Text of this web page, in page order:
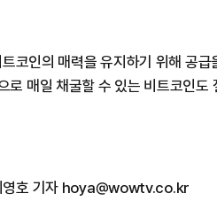
코인의 매력을 유지하기 위해 공급
로 매일 채굴할 수 있는 비트코인도
영호 기자 hoya@wowtv.co.kr